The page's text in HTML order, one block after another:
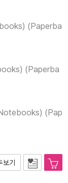
(Paperba
(Paperba
(Pap
보기